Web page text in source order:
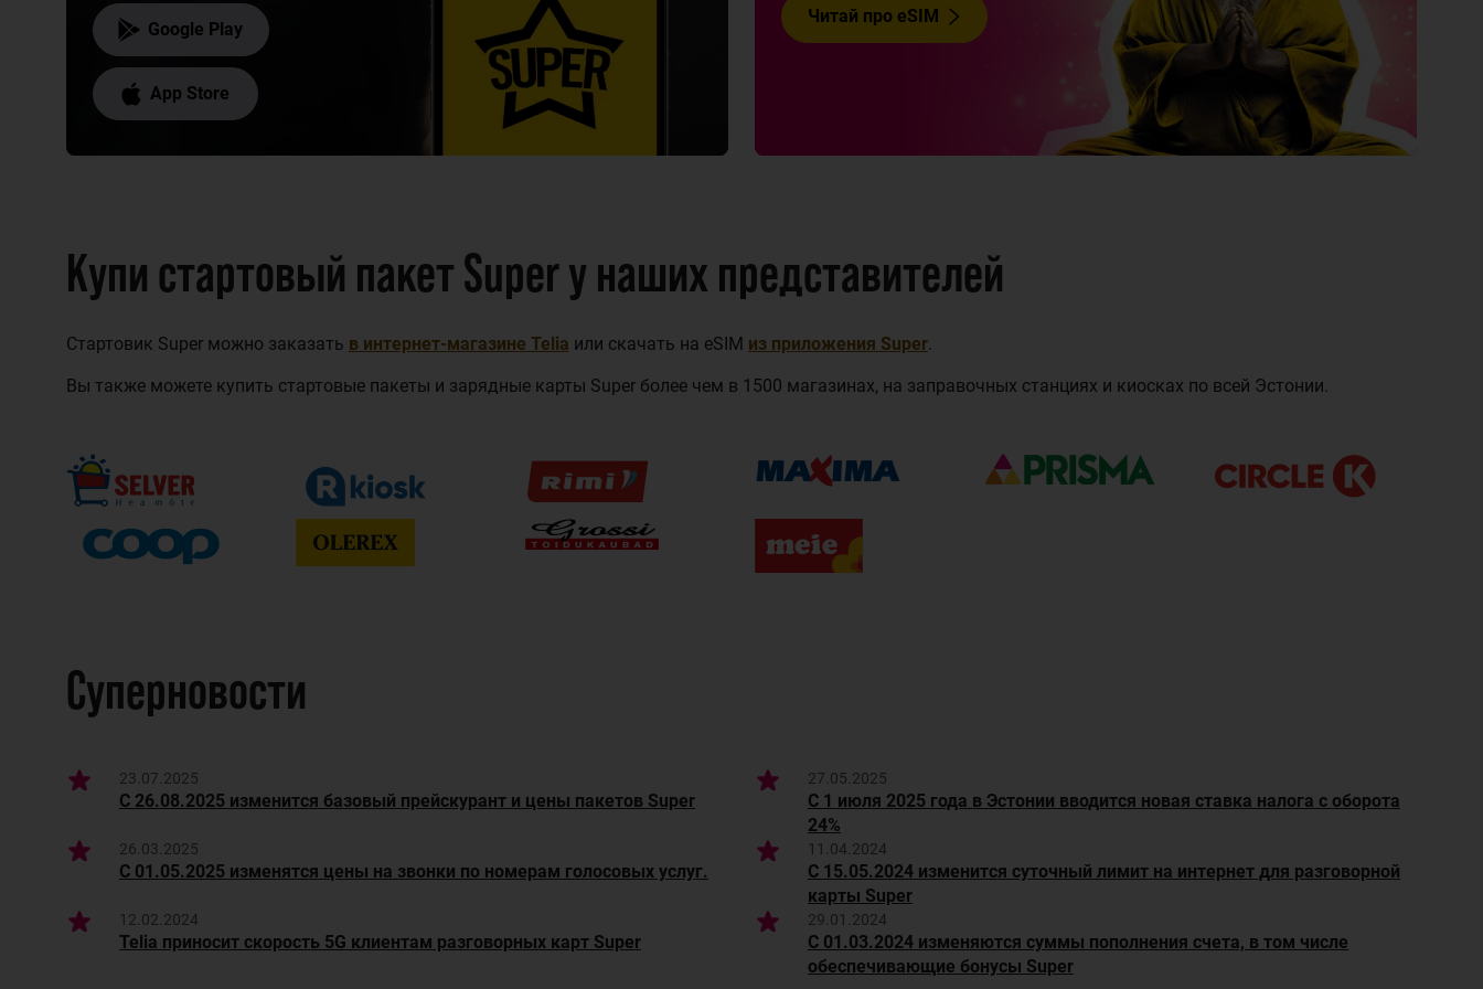
Google Play
App Store
Читай про eSIM
Купи стартовый пакет Super у наших представителей
Стартовик Super можно заказать в интернет-магазине Telia или скачать на eSIM из приложения Super
Вы также можете купить стартовые пакеты и зарядные карты Super более чем в 1500 магазинах, на заправочных станциях и киосках по всей Эстонии.
Суперновости
23.07.2025
С 26.08.2025 изменится базовый прейскурант и цены пакетов Super
27.05.2025
С 1 июля 2025 года в Эстонии вводится новая ставка налога с оборота
24%
26.03.2025
С 01.05.2025 изменятся цены на звонки по номерам голосовых услуг.
11.04.2024
С 15.05.2024 изменится суточный лимит на интернет для разговорной
карты Super
12.02.2024
Telia приносит скорость 5G клиентам разговорных карт Super
29.01.2024
С 01.03.2024 изменяются суммы пополнения счета, в том числе
обеспечивающие бонусы Super